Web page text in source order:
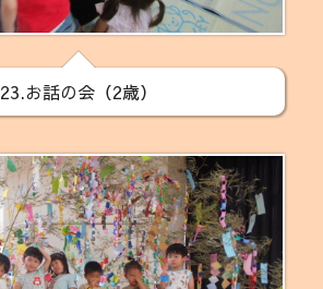
23.お話の会（2歳）